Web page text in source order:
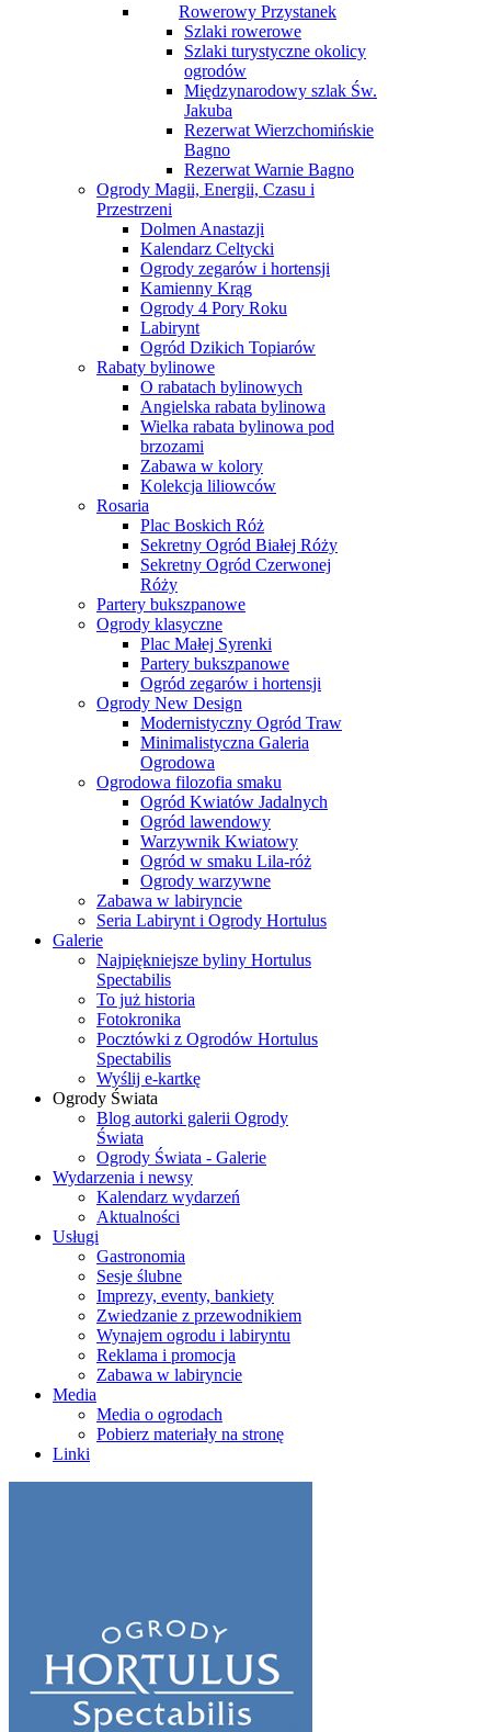
Rowerowy Przystanek
Szlaki rowerowe
Szlaki turystyczne okolicy
ogrodów
Międzynarodowy szlak Św.
Jakuba
Rezerwat Wierzchomińskie
Bagno
Rezerwat Warnie Bagno
Ogrody Magii, Energii, Czasu i
Przestrzeni
Dolmen Anastazji
Kalendarz Celtycki
Ogrody zegarów i hortensji
Kamienny Krąg
Ogrody 4 Pory Roku
Labirynt
Ogród Dzikich Topiarów
Rabaty bylinowe
O rabatach bylinowych
Angielska rabata bylinowa
Wielka rabata bylinowa pod
brzozami
Zabawa w kolory
Kolekcja liliowców
Rosaria
Plac Boskich Róż
Sekretny Ogród Białej Róży
Sekretny Ogród Czerwonej
Róży
Partery bukszpanowe
Ogrody klasyczne
Plac Małej Syrenki
Partery bukszpanowe
Ogród zegarów i hortensji
Ogrody New Design
Modernistyczny Ogród Traw
Minimalistyczna Galeria
Ogrodowa
Ogrodowa filozofia smaku
Ogród Kwiatów Jadalnych
Ogród lawendowy
Warzywnik Kwiatowy
Ogród w smaku Lila-róż
Ogrody warzywne
Zabawa w labiryncie
Seria Labirynt i Ogrody Hortulus
Galerie
Najpiękniejsze byliny Hortulus
Spectabilis
To już historia
Fotokronika
Pocztówki z Ogrodów Hortulus
Spectabilis
Wyślij e-kartkę
Ogrody Świata
Blog autorki galerii Ogrody
Świata
Ogrody Świata - Galerie
Wydarzenia i newsy
Kalendarz wydarzeń
Aktualności
Usługi
Gastronomia
Sesje ślubne
Imprezy, eventy, bankiety
Zwiedzanie z przewodnikiem
Wynajem ogrodu i labiryntu
Reklama i promocja
Zabawa w labiryncie
Media
Media o ogrodach
Pobierz materiały na stronę
Linki